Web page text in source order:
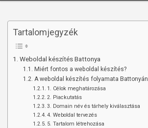
Tartalomjegyzék
Weboldal készítés Battonya
Miért fontos a weboldal készítés?
A weboldal készítés folyamata Battonyán
1. Célok meghatározása
2. Piackutatás
3. Domain név és tárhely kiválasztása
4. Weboldal tervezés
5. Tartalom létrehozása